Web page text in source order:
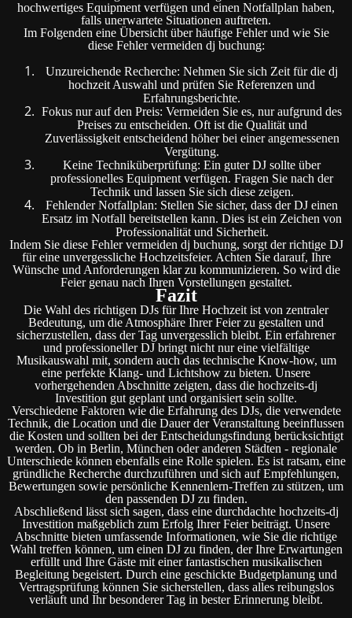
hochwertiges Equipment verfügen und einen Notfallplan haben,
falls unerwartete Situationen auftreten.
Im Folgenden eine Übersicht über häufige Fehler und wie Sie
diese Fehler vermeiden dj buchung:
Unzureichende Recherche: Nehmen Sie sich Zeit für die dj
hochzeit Auswahl und prüfen Sie Referenzen und
Erfahrungsberichte.
Fokus nur auf den Preis: Vermeiden Sie es, nur aufgrund des
Preises zu entscheiden. Oft ist die Qualität und
Zuverlässigkeit entscheidend höher bei einer angemessenen
Vergütung.
Keine Techniküberprüfung: Ein guter DJ sollte über
professionelles Equipment verfügen. Fragen Sie nach der
Technik und lassen Sie sich diese zeigen.
Fehlender Notfallplan: Stellen Sie sicher, dass der DJ einen
Ersatz im Notfall bereitstellen kann. Dies ist ein Zeichen von
Professionalität und Sicherheit.
Indem Sie diese Fehler vermeiden dj buchung, sorgt der richtige DJ
für eine unvergessliche Hochzeitsfeier. Achten Sie darauf, Ihre
Wünsche und Anforderungen klar zu kommunizieren. So wird die
Feier genau nach Ihren Vorstellungen gestaltet.
Fazit
Die Wahl des richtigen DJs für Ihre Hochzeit ist von zentraler
Bedeutung, um die Atmosphäre Ihrer Feier zu gestalten und
sicherzustellen, dass der Tag unvergesslich bleibt. Ein erfahrener
und professioneller DJ bringt nicht nur eine vielfältige
Musikauswahl mit, sondern auch das technische Know-how, um
eine perfekte Klang- und Lichtshow zu bieten. Unsere
vorhergehenden Abschnitte zeigten, dass die hochzeits-dj
Investition gut geplant und organisiert sein sollte.
Verschiedene Faktoren wie die Erfahrung des DJs, die verwendete
Technik, die Location und die Dauer der Veranstaltung beeinflussen
die Kosten und sollten bei der Entscheidungsfindung berücksichtigt
werden. Ob in Berlin, München oder anderen Städten - regionale
Unterschiede können ebenfalls eine Rolle spielen. Es ist ratsam, eine
gründliche Recherche durchzuführen und sich auf Empfehlungen,
Bewertungen sowie persönliche Kennenlern-Treffen zu stützen, um
den passenden DJ zu finden.
Abschließend lässt sich sagen, dass eine durchdachte hochzeits-dj
Investition maßgeblich zum Erfolg Ihrer Feier beiträgt. Unsere
Abschnitte bieten umfassende Informationen, wie Sie die richtige
Wahl treffen können, um einen DJ zu finden, der Ihre Erwartungen
erfüllt und Ihre Gäste mit einer fantastischen musikalischen
Begleitung begeistert. Durch eine geschickte Budgetplanung und
Vertragsprüfung können Sie sicherstellen, dass alles reibungslos
verläuft und Ihr besonderer Tag in bester Erinnerung bleibt.